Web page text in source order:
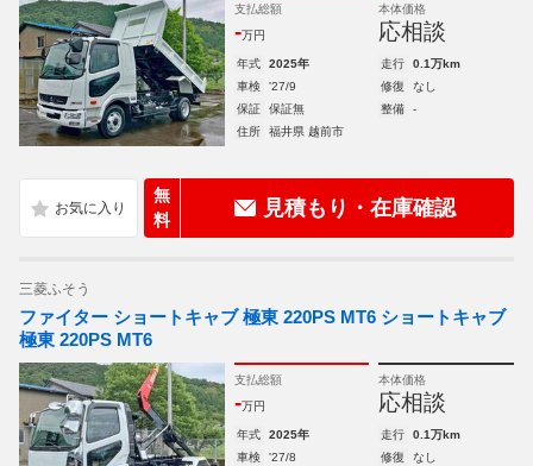
支払総額
-万円
本体価格
応相談
年式 2025年 走行
0.1万km
車検
'27/9 修復
なし
保証
保証無 整備
-
住所
福井県 越前市
無
料
見積もり・在庫確認
三菱ふそう
ファイター ショートキャブ 極東 220PS MT6 ショートキャブ
極東 220PS MT6
支払総額
-万円
本体価格
応相談
年式 2025年 走行
0.1万km
車検
'27/8 修復
なし